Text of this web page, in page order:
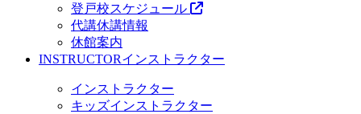
登戸校スケジュール
代講休講情報
休館案内
INSTRUCTORインストラクター
インストラクター
キッズインストラクター